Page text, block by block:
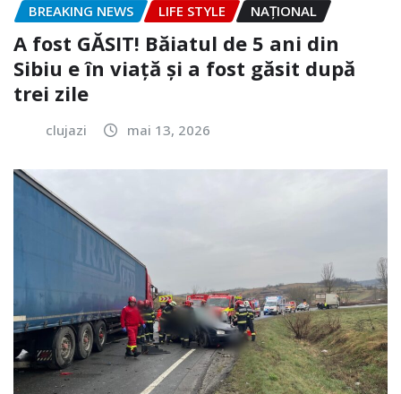
BREAKING NEWS LIFE STYLE NAŢIONAL
A fost GĂSIT! Băiatul de 5 ani din
Sibiu e în viață și a fost găsit după
trei zile
clujazi mai 13, 2026